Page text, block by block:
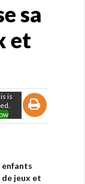
sa
et
is
enfants
de jeux et